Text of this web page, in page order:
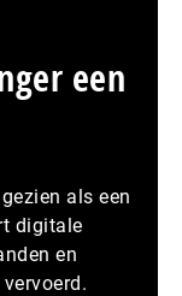
een
als een
digitale
en